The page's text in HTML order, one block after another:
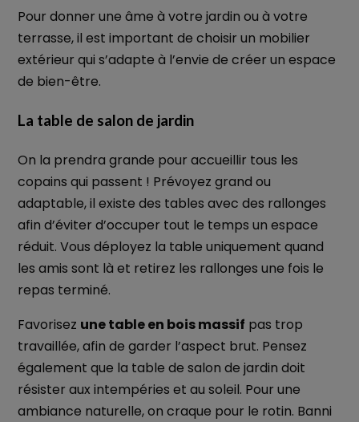
Pour donner une âme à votre jardin ou à votre
terrasse, il est important de choisir un mobilier
extérieur qui s’adapte à l’envie de créer un espace
de bien-être.
La table de salon de jardin
On la prendra grande pour accueillir tous les
copains qui passent ! Prévoyez grand ou
adaptable, il existe des tables avec des rallonges
afin d’éviter d’occuper tout le temps un espace
réduit. Vous déployez la table uniquement quand
les amis sont là et retirez les rallonges une fois le
repas terminé.
Favorisez une table en bois massif pas trop
travaillée, afin de garder l’aspect brut. Pensez
également que la table de salon de jardin doit
résister aux intempéries et au soleil. Pour une
ambiance naturelle, on craque pour le rotin. Banni